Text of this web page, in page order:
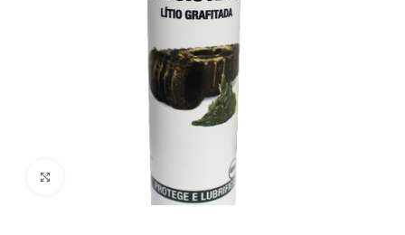
Clique para ampliar